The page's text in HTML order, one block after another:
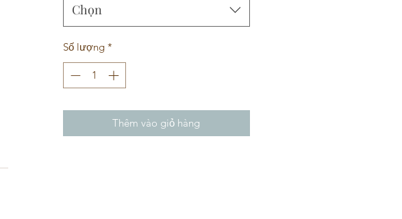
Chọn
Số lượng *
Thêm vào giỏ hàng